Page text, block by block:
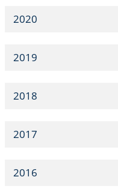
2020
2019
2018
2017
2016